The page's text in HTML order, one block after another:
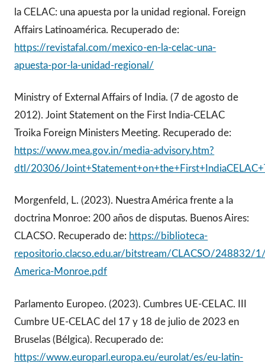
la CELAC: una apuesta por la unidad regional. Foreign
Affairs Latinoamérica. Recuperado de:
https://revistafal.com/mexico-en-la-celac-una-
apuesta-por-la-unidad-regional/
Ministry of External Affairs of India. (7 de agosto de
2012). Joint Statement on the First India-CELAC
Troika Foreign Ministers Meeting. Recuperado de:
https://www.mea.gov.in/media-advisory.htm?
dtl/20306/
Morgenfeld, L. (2023). Nuestra América frente a la
doctrina Monroe: 200 años de disputas. Buenos Aires:
CLACSO. Recuperado de: https://biblioteca-
repositorio.clacso.edu.ar/bitstream/CLACSO/248832/
America-Monroe.pdf
Parlamento Europeo. (2023). Cumbres UE-CELAC. III
Cumbre UE-CELAC del 17 y 18 de julio de 2023 en
Bruselas (Bélgica). Recuperado de:
https://www.europarl.europa.eu/eurolat/es/eu-latin-